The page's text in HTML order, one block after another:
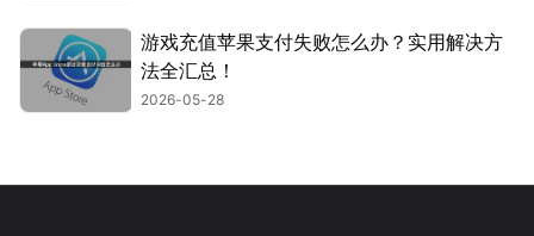
游戏充值苹果支付失败怎么办？实用解决方
法全汇总！
2026-05-28